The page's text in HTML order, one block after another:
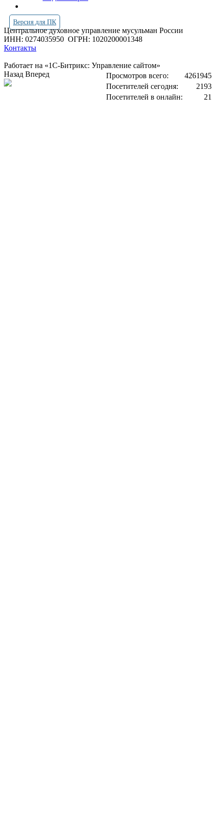
Версия для ПК
Центральное духовное управление мусульман России
ИНН: 0274035950 ОГРН: 1020200001348
Контакты
Работает на «1С-Битрикс: Управление сайтом»
Просмотров всего:
4261945
Посетителей сегодня:
2193
Посетителей в онлайн:
21
Назад Вперед